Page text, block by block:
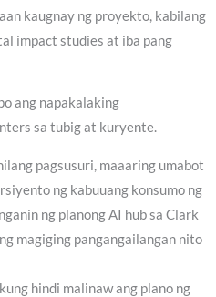
kaugnay ng proyekto, kabilang
impact studies at iba pang
ang napakalaking
sa tubig at kuryente.
pagsusuri, maaaring umabot
ng kabuuang konsumo ng
ng planong AI hub sa Clark
magiging pangangailangan nito
hindi malinaw ang plano ng